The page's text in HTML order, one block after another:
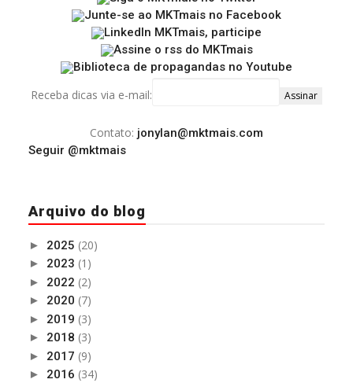
Receba dicas via e-mail:
Contato: jonylan@mktmais.com
Seguir @mktmais
Arquivo do blog
► 2025 (20)
► 2023 (1)
► 2022 (2)
► 2020 (7)
► 2019 (3)
► 2018 (3)
► 2017 (9)
► 2016 (34)